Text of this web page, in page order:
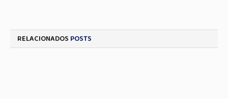
RELACIONADOS POSTS